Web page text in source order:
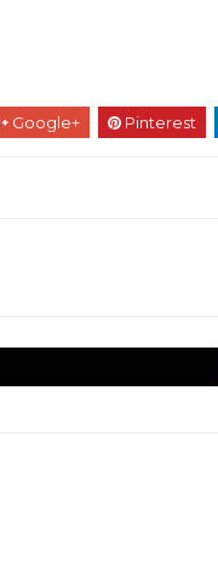
Google+ Pinterest